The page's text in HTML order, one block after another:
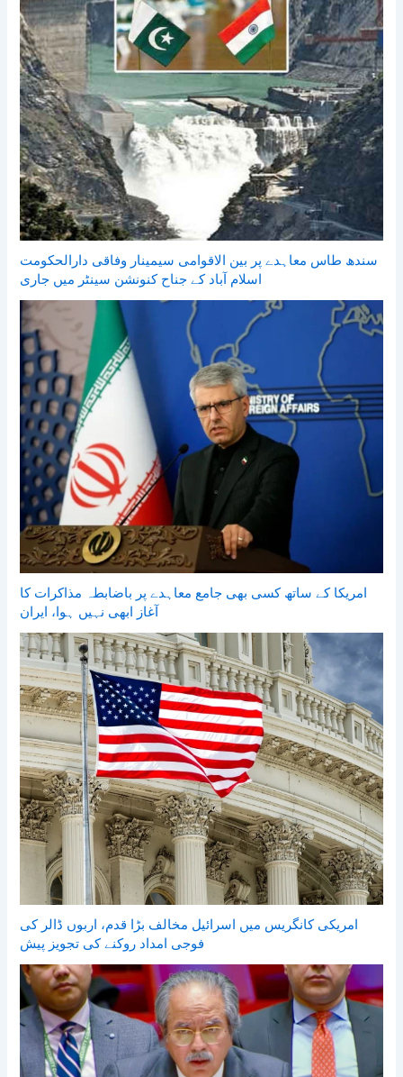
سندھ طاس معاہدے پر بین الاقوامی سیمینار وفاقی دارالحکومت
اسلام آباد کے جناح کنونشن سینٹر میں جاری
امریکا کے ساتھ کسی بھی جامع معاہدے پر باضابطہ مذاکرات کا
آغاز ابھی نہیں ہوا، ایران
امریکی کانگریس میں اسرائیل مخالف بڑا قدم، اربوں ڈالر کی
فوجی امداد روکنے کی تجویز پیش